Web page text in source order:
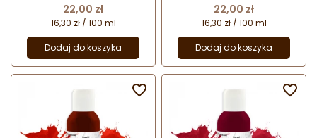
Cena
22,00 zł
16,30 zł / 100 ml
Dodaj do koszyka
Foodcolours
Cena
22,00 zł
16,30 zł / 100 ml
Dodaj do koszyka
 